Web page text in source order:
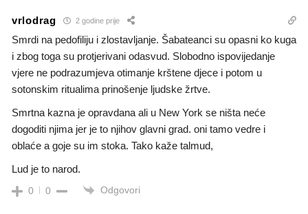
vrlodrag 2 godine prije
Smrdi na pedofiliju i zlostavljanje. Šabateanci su opasni ko kuga
i zbog toga su protjerivani odasvud. Slobodno ispovijedanje
vjere ne podrazumjeva otimanje krštene djece i potom u
sotonskim ritualima prinošenje ljudske žrtve.
Smrtna kazna je opravdana ali u New York se ništa neće
dogoditi njima jer je to njihov glavni grad. oni tamo vedre i
oblaće a goje su im stoka. Tako kaže talmud,
Lud je to narod.
0 0 Odgovori